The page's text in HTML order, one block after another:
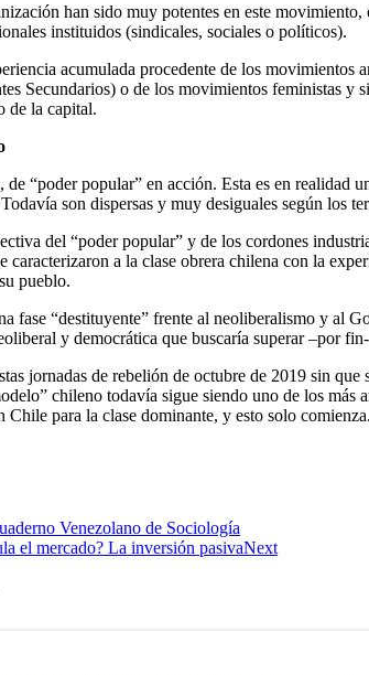
han sido muy potentes en este
instituidos (sindicales, sociales o políticos).
acumulada procedente de los
Secundarios) o de los movimientos feministas
de la capital.
“poder popular” en acción. Esta es en
son dispersas y muy desiguales según los
del “poder popular” y de los cordones
a la clase obrera chilena con la
pueblo.
fase “destituyente” frente al neoliberalismo y al
y democrática que buscaría superar –por
jornadas de rebelión de octubre de 2019 sin
chileno todavía sigue siendo uno de los
Chile para la clase dominante, y esto solo
Venezolano de Sociología
el mercado? La inversión pasivaNext